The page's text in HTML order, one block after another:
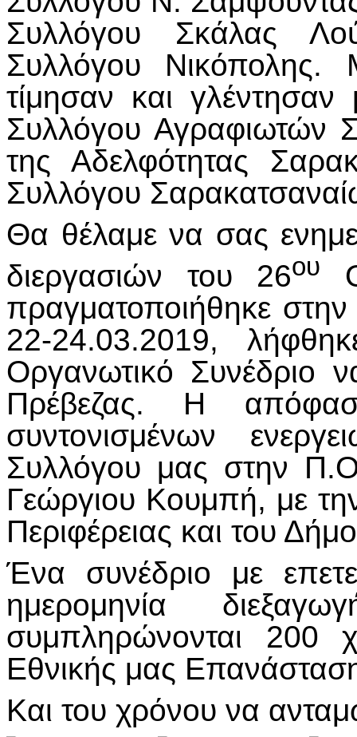
Συλλόγου Σκάλας
Συλλόγου
τίμησαν και
Συλλόγου Αγραφιωτών
της Αδελφότητας
Συλλόγου
Θα θέλαμε να σας
διεργασιών του 26ου
πραγματοποιήθηκε
22-24.03.2019,
Οργανωτικό Συνέδριο
Πρέβεζας. Η
συντονισμένων
Συλλόγου μας στην
Γεώργιου Κουμπή, με
Περιφέρειας και του
Ένα συνέδριο με
ημερομηνία
συμπληρώνονται 200
Εθνικής μας
Και του χρόνου να